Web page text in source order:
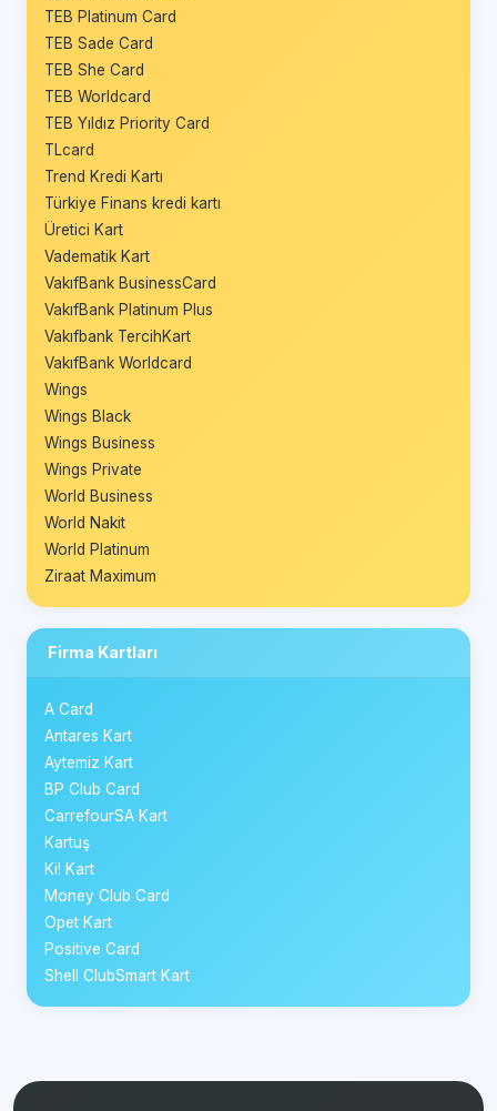
TEB Platinum Card
TEB Sade Card
TEB She Card
TEB Worldcard
TEB Yıldız Priority Card
TLcard
Trend Kredi Kartı
Türkiye Finans kredi kartı
Üretici Kart
Vadematik Kart
VakıfBank BusinessCard
VakıfBank Platinum Plus
Vakıfbank TercihKart
VakıfBank Worldcard
Wings
Wings Black
Wings Business
Wings Private
World Business
World Nakit
World Platinum
Ziraat Maximum
Firma Kartları
A Card
Antares Kart
Aytemiz Kart
BP Club Card
CarrefourSA Kart
Kartuş
Ki! Kart
Money Club Card
Opet Kart
Positive Card
Shell ClubSmart Kart